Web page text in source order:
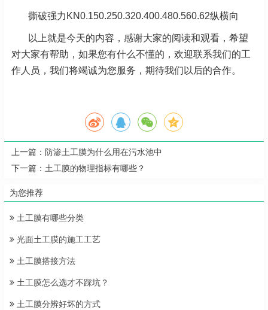
撕破强力KN0.150.250.320.400.480.560.62纵横向
以上就是今天的内容，感谢大家的阅读和观看，希望
对大家有帮助，如果您有什么不懂的，欢迎联系我们的工
作人员，我们将竭诚为您服务，期待我们以后的合作。
上一篇： 防渗土工膜为什么用在污水池中
下一篇： 土工膜的物理指标有哪些？
为您推荐
土工膜有哪些分类
光面土工膜的施工工艺
土工膜搭接方法
土工膜怎么选才不踩坑？
土工膜分辨好坏的方式